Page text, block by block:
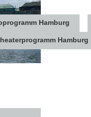
Hamburg
Hamburg